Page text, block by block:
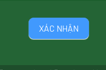
XÁC NHẬN